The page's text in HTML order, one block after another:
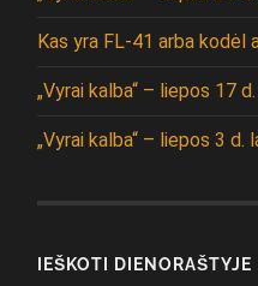
Kas yra FL-41 arba kodėl
„Vyrai kalba“ – liepos 17
„Vyrai kalba“ – liepos 3 d.
IEŠKOTI DIENORAŠTYJE